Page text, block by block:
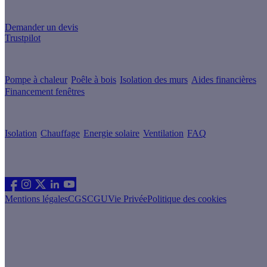
Demander un devis
Trustpilot
Pompe à chaleur Poêle à bois Isolation des murs Aides financières
Financement fenêtres
Isolation Chauffage Energie solaire Ventilation FAQ
Mentions légalesCGSCGUVie PrivéePolitique des cookies